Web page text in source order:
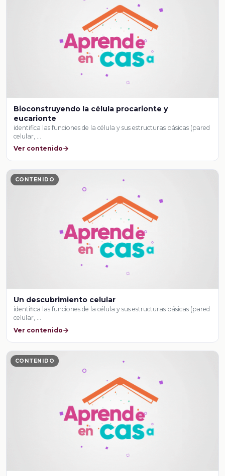
Bioconstruyendo la célula procarionte y
eucarionte
identifica las funciones de la célula y sus estructuras básicas (pared
celular, …
Ver contenido
CONTENIDO
Un descubrimiento celular
identifica las funciones de la célula y sus estructuras básicas (pared
celular, …
Ver contenido
CONTENIDO